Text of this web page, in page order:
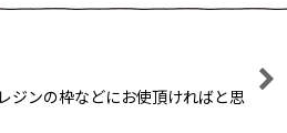
ジンの枠などにお使頂ければと思